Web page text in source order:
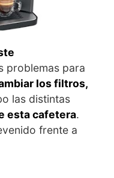
problemas para
los filtros,
las distintas
esta cafetera.
frente a